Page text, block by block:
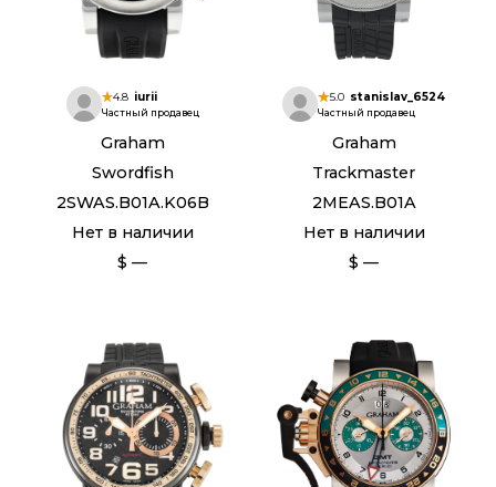
4.8 iurii
Частный продавец
Graham
Swordfish
2SWAS.B01A.K06B
Нет в наличии
$ —
5.0 stanislav_6524
Частный продавец
Graham
Trackmaster
2MEAS.B01A
Нет в наличии
$ —